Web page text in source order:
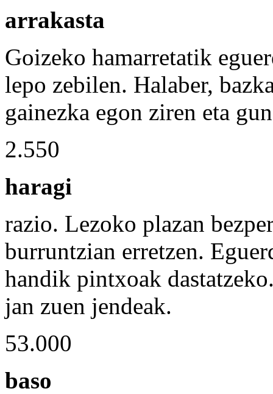
arrakasta
Goizeko hamarretatik
lepo zebilen. Halaber,
gainezka egon ziren eta
2.550
haragi
razio. Lezoko plazan
burruntzian erretzen.
handik pintxoak
jan zuen jendeak.
53.000
baso